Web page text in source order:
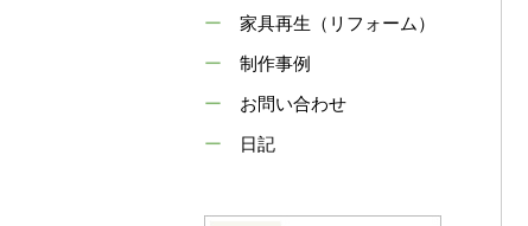
家具再生（リフォーム）
制作事例
お問い合わせ
日記